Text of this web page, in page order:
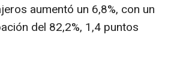
aumentó un 6,8%, con un
del 82,2%, 1,4 puntos